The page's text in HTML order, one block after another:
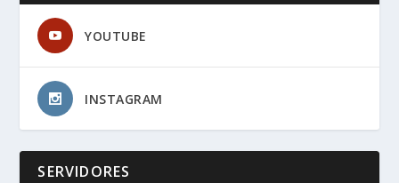
YOUTUBE
INSTAGRAM
SERVIDORES